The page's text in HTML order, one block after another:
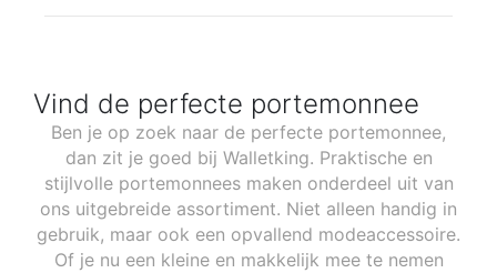
Vind de perfecte portemonnee
Ben je op zoek naar de perfecte portemonnee,
dan zit je goed bij Walletking. Praktische en
stijlvolle portemonnees maken onderdeel uit van
ons uitgebreide assortiment. Niet alleen handig in
gebruik, maar ook een opvallend modeaccessoire.
Of je nu een kleine en makkelijk mee te nemen